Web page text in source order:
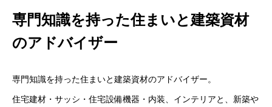
専門知識を持った住まいと建築資材
のアドバイザー
専門知識を持った住まいと建築資材のアドバイザー。
住宅建材・サッシ・住宅設備機器・内装、インテリアと、新築や